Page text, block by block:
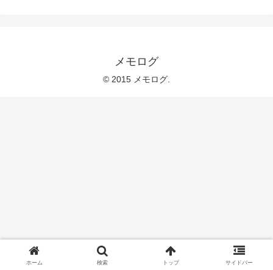
メモログ
© 2015 メモログ.
ホーム 検索 トップ サイドバー